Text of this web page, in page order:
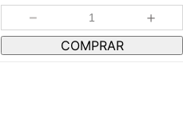
＋
－
COMPRAR